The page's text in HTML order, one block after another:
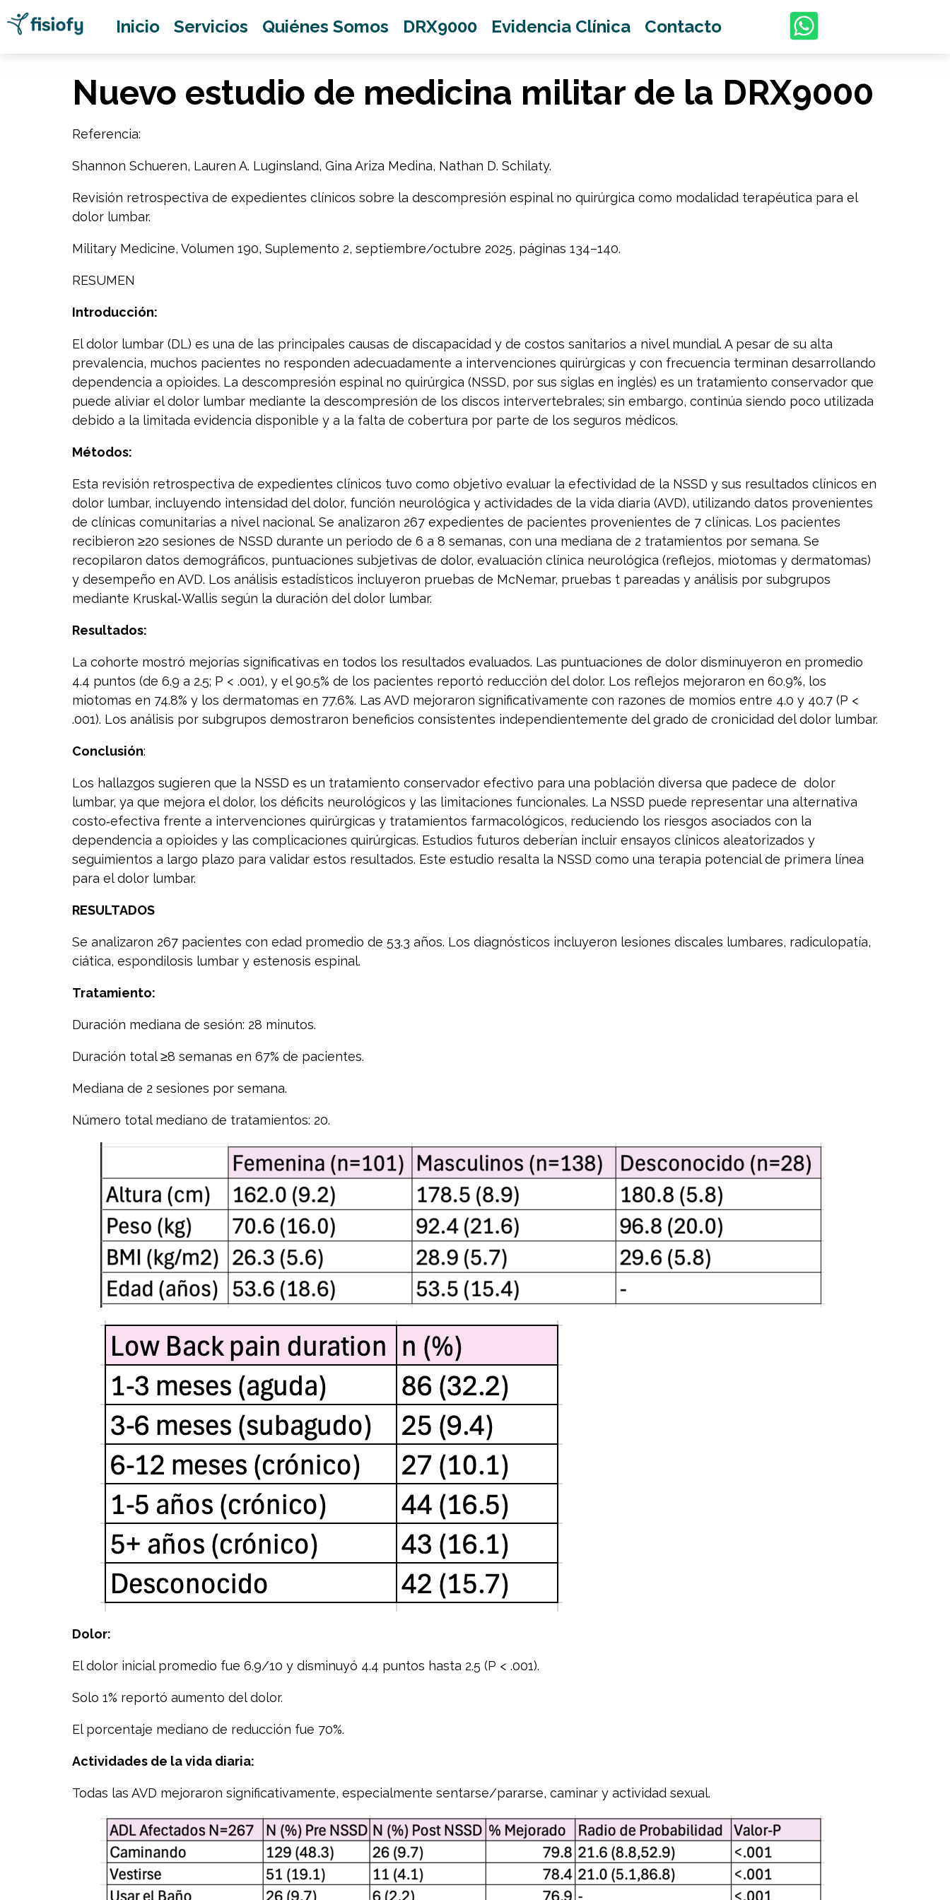
Inicio Servicios Quiénes Somos DRX9000 Evidencia Clínica Contacto
Nuevo estudio de medicina militar de la DRX9000
Referencia:
Shannon Schueren, Lauren A. Luginsland, Gina Ariza Medina, Nathan D. Schilaty.
Revisión retrospectiva de expedientes clínicos sobre la descompresión espinal no quirúrgica como modalidad terapéutica para el
dolor lumbar.
Military Medicine, Volumen 190, Suplemento 2, septiembre/octubre 2025, páginas 134–140.
RESUMEN
Introducción:
El dolor lumbar (DL) es una de las principales causas de discapacidad y de costos sanitarios a nivel mundial. A pesar de su alta
prevalencia, muchos pacientes no responden adecuadamente a intervenciones quirúrgicas y con frecuencia terminan desarrollando
dependencia a opioides. La descompresión espinal no quirúrgica (NSSD, por sus siglas en inglés) es un tratamiento conservador que
puede aliviar el dolor lumbar mediante la descompresión de los discos intervertebrales; sin embargo, continúa siendo poco utilizada
debido a la limitada evidencia disponible y a la falta de cobertura por parte de los seguros médicos.
Métodos:
Esta revisión retrospectiva de expedientes clínicos tuvo como objetivo evaluar la efectividad de la NSSD y sus resultados clínicos en
dolor lumbar, incluyendo intensidad del dolor, función neurológica y actividades de la vida diaria (AVD), utilizando datos provenientes
de clínicas comunitarias a nivel nacional. Se analizaron 267 expedientes de pacientes provenientes de 7 clínicas. Los pacientes
recibieron ≥20 sesiones de NSSD durante un periodo de 6 a 8 semanas, con una mediana de 2 tratamientos por semana. Se
recopilaron datos demográficos, puntuaciones subjetivas de dolor, evaluación clínica neurológica (reflejos, miotomas y dermatomas)
y desempeño en AVD. Los análisis estadísticos incluyeron pruebas de McNemar, pruebas t pareadas y análisis por subgrupos
mediante Kruskal‑Wallis según la duración del dolor lumbar.
Resultados:
La cohorte mostró mejorías significativas en todos los resultados evaluados. Las puntuaciones de dolor disminuyeron en promedio
4.4 puntos (de 6.9 a 2.5; P < .001), y el 90.5% de los pacientes reportó reducción del dolor. Los reflejos mejoraron en 60.9%, los
miotomas en 74.8% y los dermatomas en 77.6%. Las AVD mejoraron significativamente con razones de momios entre 4.0 y 40.7 (P <
.001). Los análisis por subgrupos demostraron beneficios consistentes independientemente del grado de cronicidad del dolor lumbar.
Conclusión:
Los hallazgos sugieren que la NSSD es un tratamiento conservador efectivo para una población diversa que padece de dolor
lumbar, ya que mejora el dolor, los déficits neurológicos y las limitaciones funcionales. La NSSD puede representar una alternativa
costo‑efectiva frente a intervenciones quirúrgicas y tratamientos farmacológicos, reduciendo los riesgos asociados con la
dependencia a opioides y las complicaciones quirúrgicas. Estudios futuros deberían incluir ensayos clínicos aleatorizados y
seguimientos a largo plazo para validar estos resultados. Este estudio resalta la NSSD como una terapia potencial de primera línea
para el dolor lumbar.
RESULTADOS
Se analizaron 267 pacientes con edad promedio de 53.3 años. Los diagnósticos incluyeron lesiones discales lumbares, radiculopatía,
ciática, espondilosis lumbar y estenosis espinal.
Tratamiento:
Duración mediana de sesión: 28 minutos.
Duración total ≥8 semanas en 67% de pacientes.
Mediana de 2 sesiones por semana.
Número total mediano de tratamientos: 20.
Dolor:
El dolor inicial promedio fue 6.9/10 y disminuyó 4.4 puntos hasta 2.5 (P < .001).
Solo 1% reportó aumento del dolor.
El porcentaje mediano de reducción fue 70%.
Actividades de la vida diaria:
Todas las AVD mejoraron significativamente, especialmente sentarse/pararse, caminar y actividad sexual.